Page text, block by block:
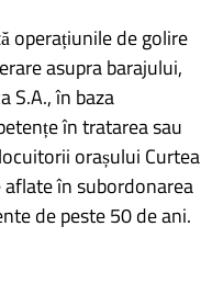
operațiunile de golire
asupra barajului,
S.A., în baza
în tratarea sau
orașului Curtea
aflate în subordonarea
de peste 50 de ani.